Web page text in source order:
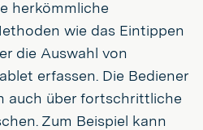
herkömmliche
wie das Eintippen
die Auswahl von
erfassen. Die Bediener
auch über fortschrittliche
Zum Beispiel kann